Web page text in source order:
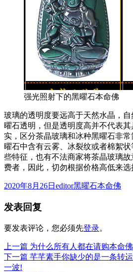
强光照射下的黑曜石本命佛
玻璃的透明度要远高于天然水晶，
曜石透明，但是透明度高并不代表
实，区分茶晶玻璃和冰种黑曜石非
曜石中含有云雾、冰裂纹或者棉絮
些特征，也有不法商家将茶晶玻璃
费者，因此，切勿根据价格高低来选
发
于
2020年8月26日 作
editor分
黑曜石本命佛
发表回复
要发表评论，您必须先登录。
文
章
上一篇 上
篇
为什么所有人都在请购本命
下一篇 下
芊芊素手你缺少的是一条转
一波!